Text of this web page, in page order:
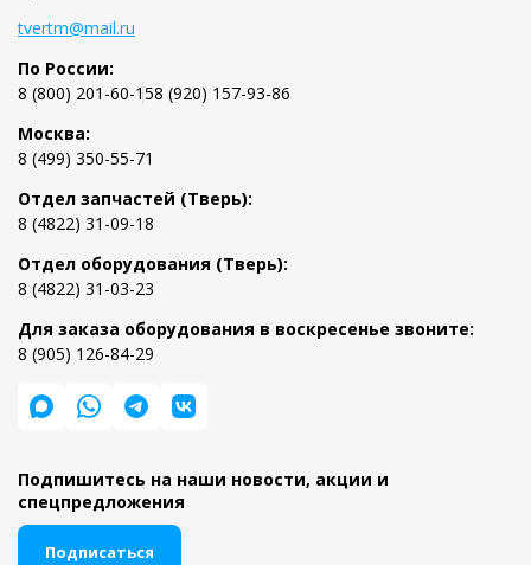
tvertm@mail.ru
По России:
8 (800) 201-60-158 (920) 157-93-86
Москва:
8 (499) 350-55-71
Отдел запчастей (Тверь):
8 (4822) 31-09-18
Отдел оборудования (Тверь):
8 (4822) 31-03-23
Для заказа оборудования в воскресенье звоните:
8 (905) 126-84-29
Подпишитесь на наши новости, акции и
спецпредложения
Подписаться